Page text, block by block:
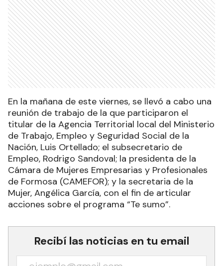
En la mañana de este viernes, se llevó a cabo una
reunión de trabajo de la que participaron el
titular de la Agencia Territorial local del Ministerio
de Trabajo, Empleo y Seguridad Social de la
Nación, Luis Ortellado; el subsecretario de
Empleo, Rodrigo Sandoval; la presidenta de la
Cámara de Mujeres Empresarias y Profesionales
de Formosa (CAMEFOR); y la secretaria de la
Mujer, Angélica García, con el fin de articular
acciones sobre el programa “Te sumo”.
Recibí las noticias en tu email